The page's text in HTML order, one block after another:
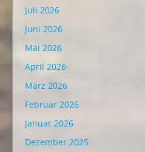
Juli 2026
Juni 2026
Mai 2026
April 2026
März 2026
Februar 2026
Januar 2026
Dezember 2025